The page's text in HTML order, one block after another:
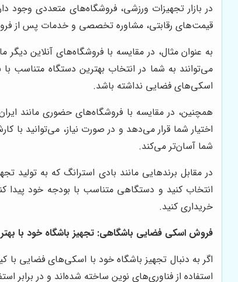
در بازار تجهیزات ورزشی، فروشگاه‌های متعددی
قیمت‌های رقابتی، مشاوره تخصصی و خدمات پس از
به عنوان مثال، در مقایسه با فروشگاه‌های آنلاین دیگر
می‌توانند به شما در انتخاب بهترین دستگاه
اسکی‌های فضایی نداشته باشد.
همچنین، در مقایسه با فروشگاه‌های حضوری مانند
اختیار شما قرار می‌دهد و در صورت نیاز، می‌توانید با
شما آسان‌تر می‌کند.
در مقابل برندهایی مانند بادی استرانگ که به تولید
انتخاب کنید و دستگاهی متناسب با بودجه خود پیدا
خریداری کنید.
فروش اسکی فضایی باشگاهی: تجهیز باشگاه خود با
اگر به دنبال تجهیز باشگاه خود با اسکی‌های فضایی با
استفاده از فناوری‌های نوین ساخته شده‌اند و در برابر